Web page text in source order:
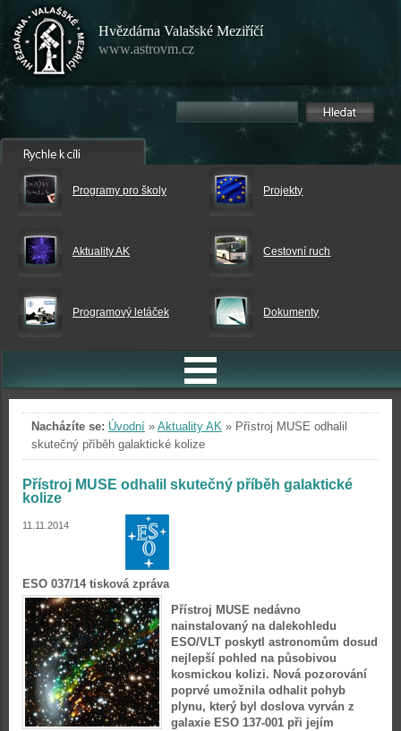
Hvězdárna Valašské Meziříčí
www.astrovm.cz
Programy pro školy Projekty
Aktuality AK Cestovní ruch
Programový letáček Dokumenty
Nacházíte se: Úvodní » Aktuality AK » Přístroj MUSE odhalil
skutečný příběh galaktické kolize
Přístroj MUSE odhalil skutečný příběh galaktické
kolize
11.11.2014
ESO 037/14 tisková zpráva
Přístroj MUSE nedávno
nainstalovaný na dalekohledu
ESO/VLT poskytl astronomům dosud
nejlepší pohled na působivou
kosmickou kolizi. Nová pozorování
poprvé umožnila odhalit pohyb
plynu, který byl doslova vyrván z
galaxie ESO 137-001 při jejím